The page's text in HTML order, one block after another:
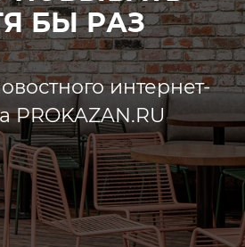
БЫ РАЗ
интернет-
PROKAZAN.RU